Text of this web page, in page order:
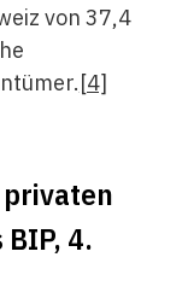
von 37,4
[4]
4.